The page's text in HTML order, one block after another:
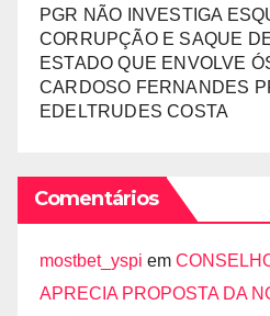
PGR NÃO INVESTIGA
CORRUPÇÃO E SAQUE
ESTADO QUE ENVOLVE
CARDOSO FERNANDES
EDELTRUDES COSTA
Comentários
mostbet_yspi em
APRECIA PROPOSTA DA